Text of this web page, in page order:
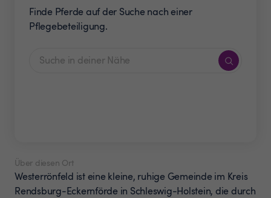
Finde Pferde auf der Suche nach einer
Pflegebeteiligung.
Über diesen Ort
Westerrönfeld ist eine kleine, ruhige Gemeinde im Kreis
Rendsburg-Eckernförde in Schleswig-Holstein, die durch